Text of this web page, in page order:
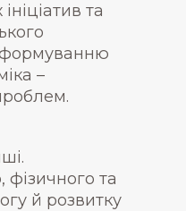
та
формуванню
–
та
й розвитку